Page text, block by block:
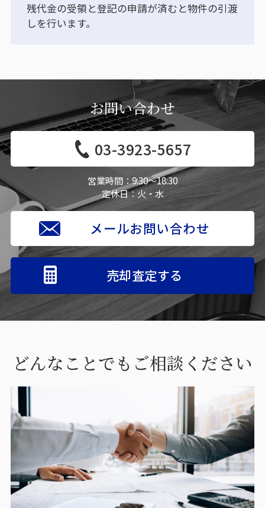
残代金の受領と登記の申請が済むと物件の引渡
しを行います。
お問い合わせ
03-3923-5657
営業時間：9:30〜18:30
定休日：火・水
メールお問い合わせ
売却査定する
どんなことでもご相談ください